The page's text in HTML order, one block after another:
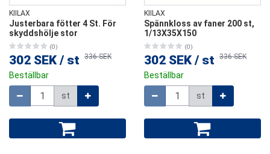
KIILAX
Justerbara fötter 4 St. För
skyddshölje stor
(0)
302 SEK / st 336 SEK
Beställbar
st
KIILAX
Spännkloss av faner 200 st,
1/13X35X150
(0)
302 SEK / st 336 SEK
Beställbar
st